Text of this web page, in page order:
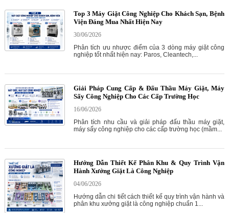
Top 3 Máy Giặt Công Nghiệp Cho Khách Sạn, Bệnh
Viện Đáng Mua Nhất Hiện Nay
30/06/2026
Phân tích ưu nhược điểm của 3 dòng máy giặt công
nghiệp tốt nhất hiện nay: Paros, Cleantech,...
Giải Pháp Cung Cấp & Đấu Thầu Máy Giặt, Máy
Sấy Công Nghiệp Cho Các Cấp Trường Học
16/06/2026
Phân tích nhu cầu và giải pháp đấu thầu máy giặt,
máy sấy công nghiệp cho các cấp trường học (mầm...
Hướng Dẫn Thiết Kế Phân Khu & Quy Trình Vận
Hành Xưởng Giặt Là Công Nghiệp
04/06/2026
Hướng dẫn chi tiết cách thiết kế quy trình vận hành và
phân khu xưởng giặt là công nghiệp chuẩn 1...